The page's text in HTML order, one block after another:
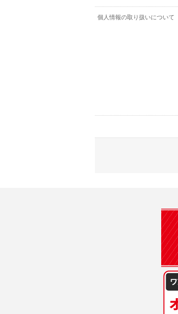
個人情報の取り扱いについて